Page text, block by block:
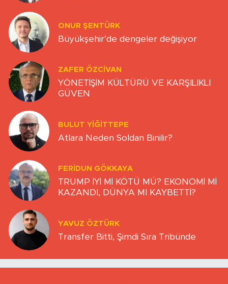
ONUR ŞENTÜRK
Büyükşehir’de dengeler değişiyor
ZAFER ÖZCIVAN
YÖNETİŞİM KÜLTÜRÜ VE KARŞILIKLI
GÜVEN
BULUT YİĞİTTEPE
Atlara Neden Soldan Binilir?
FERIDUN GÖKKAYA
TRUMP İYİ Mİ KÖTÜ MÜ? EKONOMİ Mİ
KAZANDI, DÜNYA MI KAYBETTİ?
YAVUZ ÖZTÜRK
Transfer Bitti, Şimdi Sıra Tribünde